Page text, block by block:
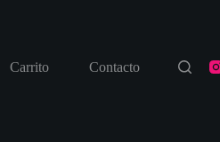
Carrito Contacto